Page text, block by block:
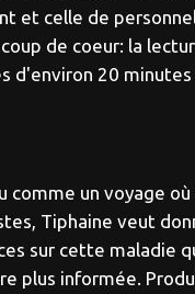
et celle de
de coeur: la
d'environ 20 minutes
comme un voyage
Tiphaine veut
sur cette maladie
plus informée.